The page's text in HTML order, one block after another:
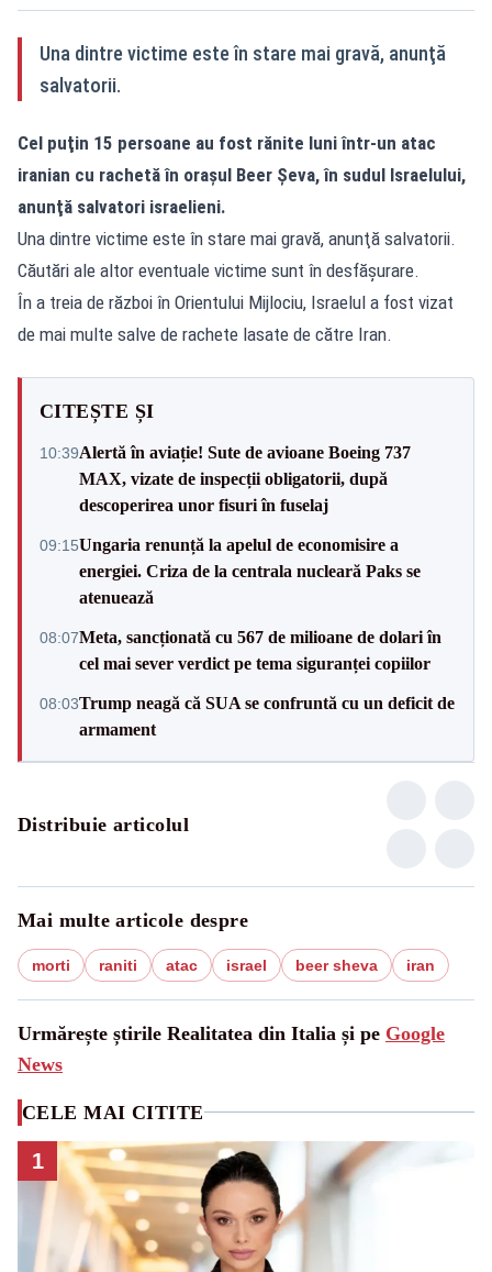
Una dintre victime este în stare mai gravă, anunţă
salvatorii.
Cel puţin 15 persoane au fost rănite luni într-un atac
iranian cu rachetă în oraşul Beer Şeva, în sudul Israelului,
anunţă salvatori israelieni.
Una dintre victime este în stare mai gravă, anunţă salvatorii.
Căutări ale altor eventuale victime sunt în desfășurare.
În a treia de război în Orientului Mijlociu, Israelul a fost vizat
de mai multe salve de rachete lasate de către Iran.
CITEȘTE ȘI
10:39Alertă în aviație! Sute de avioane Boeing 737
MAX, vizate de inspecții obligatorii, după
descoperirea unor fisuri în fuselaj
09:15Ungaria renunță la apelul de economisire a
energiei. Criza de la centrala nucleară Paks se
atenuează
08:07Meta, sancționată cu 567 de milioane de dolari în
cel mai sever verdict pe tema siguranței copiilor
08:03Trump neagă că SUA se confruntă cu un deficit de
armament
Distribuie articolul
Mai multe articole despre
morti raniti atac israel beer sheva iran
Urmărește știrile Realitatea din Italia și pe Google
News
CELE MAI CITITE
1